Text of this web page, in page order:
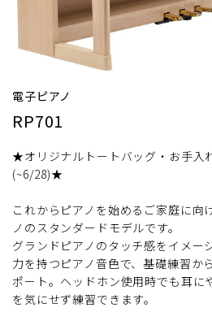
電子ピアノ
RP701
★オリジナルトートバッグ・お手入
(~6/28)★
これからピアノを始めるご家庭に向
ノのスタンダードモデルです。
グランドピアノのタッチ感をイメー
力を持つピアノ音色で、基礎練習か
ポート。ヘッドホン使用時でも耳に
を気にせず練習できます。